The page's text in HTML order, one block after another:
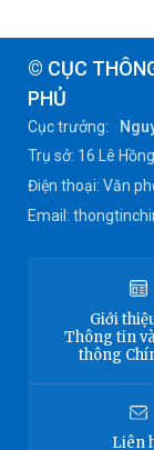
© CỤC
PHỦ
Cục trưởng:
Trụ sở: 16 Lê
Điện thoại: Văn
Email:
Giới
Thông tin
thông
Liên